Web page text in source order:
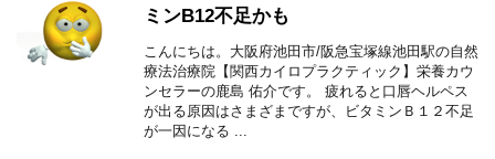
ミンB12不足かも
こんにちは。大阪府池田市/阪急宝塚線池田駅の自然
療法治療院【関西カイロプラクティック】栄養カウ
ンセラーの鹿島 佑介です。 疲れると口唇ヘルペス
が出る原因はさまざまですが、ビタミンＢ１２不足
が一因になる ...